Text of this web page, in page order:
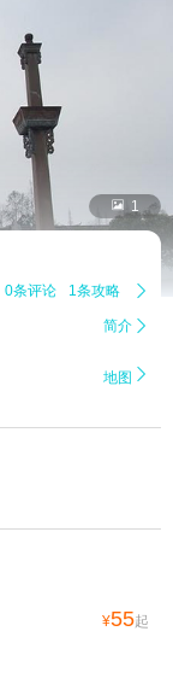
 1
0条评论 1条攻略 
简介 
地图 
¥55起